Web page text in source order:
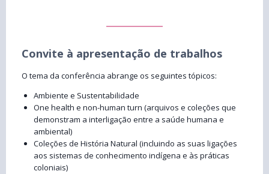
Convite à apresentação de trabalhos
O tema da conferência abrange os seguintes tópicos:
Ambiente e Sustentabilidade
One health e non-human turn (arquivos e coleções que
demonstram a interligação entre a saúde humana e
ambiental)
Coleções de História Natural (incluindo as suas ligações
aos sistemas de conhecimento indígena e às práticas
coloniais)